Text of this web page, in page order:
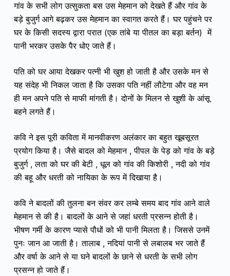
गांव के सभी लोग उत्सुकता बस उस मेहमान को देखते हैं और गांव के
बड़े बुजुर्ग आगे बढ़कर उस मेहमान का स्वागत करते हैं। घर पहुंचने पर
घर के किसी सदस्य द्वारा परात (एक तांबे या पीतल का बड़ा बर्तन) में
पानी भरकर उसके पैर धोए जाते हैं।
पति को घर आया देखकर पत्नी भी खुश हो जाती है और उसके मन से
यह संदेह भी निकल जाता है कि उसका पति नहीं लौटेगा और वह मन
ही मन अपने पति से माफी मांगती है। दोनों के मिलन से खुशी के आंसू
बहने लगते हैं।
कवि ने इस पूरी कविता में मानवीकरण अलंकार का बहुत खूबसूरत
प्रयोग किया है। जैसे बादल को मेहमान , पीपल के पेड़ को गांव के बड़े
बुजुर्ग , लता को घर की बेटी , धूल को गांव की किशोरी , नदी को गांव
की बहू और धरती को नायिका के रूप में दिखाया है।
कवि ने बादलों की तुलना बन संवर कर लम्बे समय बाद गांव आने वाले
मेहमान से की है। बादलों के आने से जहां धरती प्रसन्न होती है।
भीषण गर्मी के कारण प्यासे पौधों को भी पानी मिलता है। जिससे उनमें
पुनः जान आ जाती है। तालाब , नदियां पानी से लबालब भर जाते हैं
और वर्षा के आने से या घने बादलों के छाने से धरती के सभी लोग
प्रसन्न हो जाते हैं।